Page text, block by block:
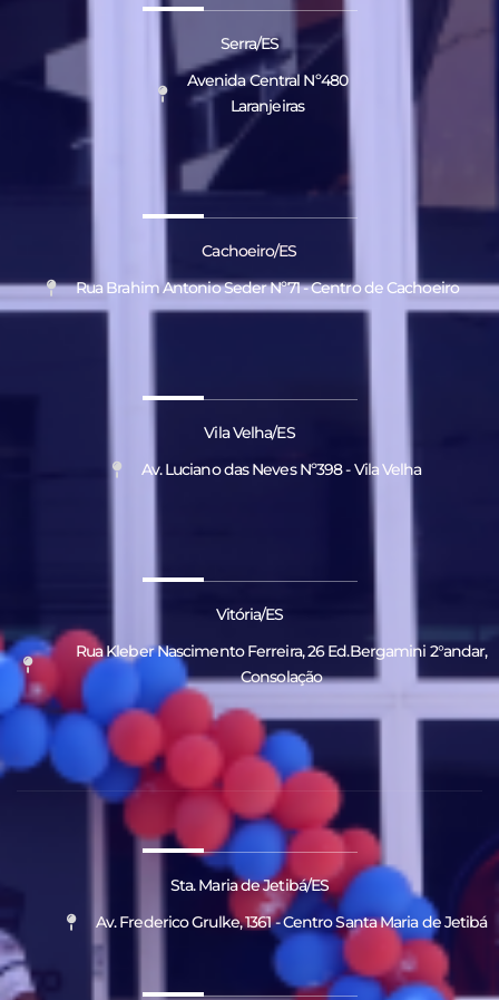
Serra/ES
Avenida Central Nº480
Laranjeiras
Cachoeiro/ES
Rua Brahim Antonio Seder Nº71 - Centro de Cachoeiro
Vila Velha/ES
Av. Luciano das Neves Nº398 - Vila Velha
Vitória/ES
Rua Kleber Nascimento Ferreira, 26 Ed.Bergamini 2°andar,
Consolação
Sta. Maria de Jetibá/ES
Av. Frederico Grulke, 1361 - Centro Santa Maria de Jetibá